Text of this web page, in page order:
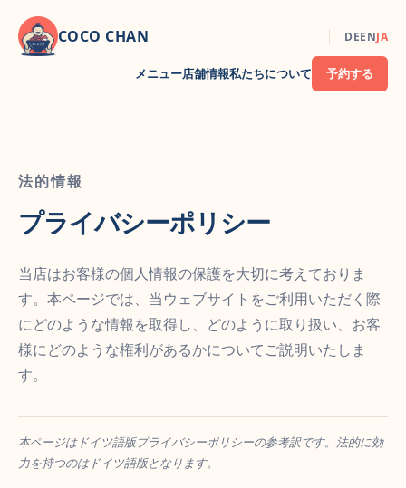
COCO CHAN
メニュー店舗情報私たちについて 予約する
DEENJA
法的情報
プライバシーポリシー
当店はお客様の個人情報の保護を大切に考えておりま
す。本ページでは、当ウェブサイトをご利用いただく際
にどのような情報を取得し、どのように取り扱い、お客
様にどのような権利があるかについてご説明いたしま
す。
本ページはドイツ語版プライバシーポリシーの参考訳です。法的に効
力を持つのはドイツ語版となります。